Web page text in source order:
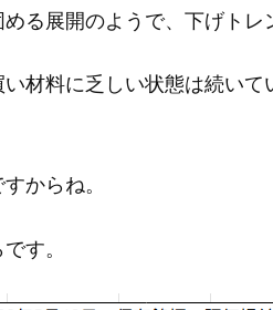
る展開のようで、下げトレ
材料に乏しい状態は続いて
からね。
す。